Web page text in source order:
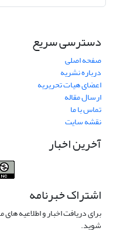
دسترسی سریع
صفحه اصلی
درباره نشریه
اعضای هیات تحریریه
ارسال مقاله
تماس با ما
نقشه سایت
آخرین اخبار
اشتراک خبرنامه
برای دریافت اخبار و اطلاعیه
شوید.